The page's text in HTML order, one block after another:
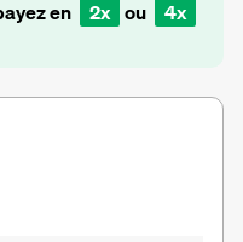
en 2x ou 4x